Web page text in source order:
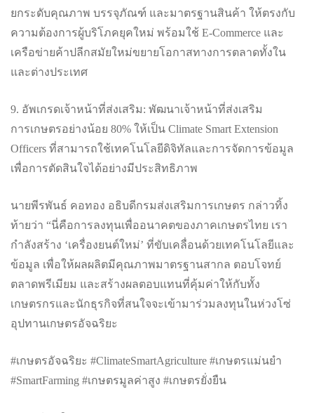
ยกระดับคุณภาพ บรรจุภัณฑ์ และมาตรฐานสินค้า ให้ตรงกับ
ความต้องการผู้บริโภคยุคใหม่ พร้อมใช้ E-Commerce และ
เครือข่ายค้าปลีกสมัยใหม่ขยายโอกาสทางการตลาดทั้งใน
และต่างประเทศ
9. อัพเกรดเจ้าหน้าที่ส่งเสริม: พัฒนาเจ้าหน้าที่ส่งเสริม
การเกษตรอย่างน้อย 80% ให้เป็น Climate Smart Extension
Officers ที่สามารถใช้เทคโนโลยีดิจิทัลและการจัดการข้อมูล
เพื่อการตัดสินใจได้อย่างมีประสิทธิภาพ
นายพีรพันธ์ คอทอง อธิบดีกรมส่งเสริมการเกษตร กล่าวทิ้ง
ท้ายว่า “นี่คือการลงทุนเพื่ออนาคตของภาคเกษตรไทย เรา
กำลังสร้าง ‘เครื่องยนต์ใหม่’ ที่ขับเคลื่อนด้วยเทคโนโลยีและ
ข้อมูล เพื่อให้ผลผลิตมีคุณภาพมาตรฐานสากล ตอบโจทย์
ตลาดพรีเมียม และสร้างผลตอบแทนที่คุ้มค่าให้กับทั้ง
เกษตรกรและนักธุรกิจที่สนใจจะเข้ามาร่วมลงทุนในห่วงโซ่
อุปทานเกษตรอัจฉริยะ
#เกษตรอัจฉริยะ #ClimateSmartAgriculture #เกษตรแม่นยำ
#SmartFarming #เกษตรมูลค่าสูง #เกษตรยั่งยืน